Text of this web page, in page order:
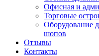
Офисная и
Торговые
Оборудование
шопов
Отзывы
Контакты